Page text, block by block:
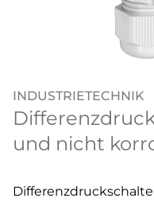
INDUSTRIETECHNIK
und nicht